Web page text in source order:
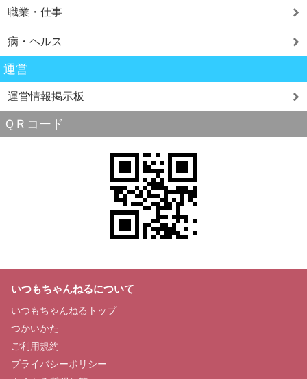
職業・仕事
病・ヘルス
運営
運営情報掲示板
ＱＲコード
いつもちゃんねるについて
いつもちゃんねるトップ
つかいかた
ご利用規約
プライバシーポリシー